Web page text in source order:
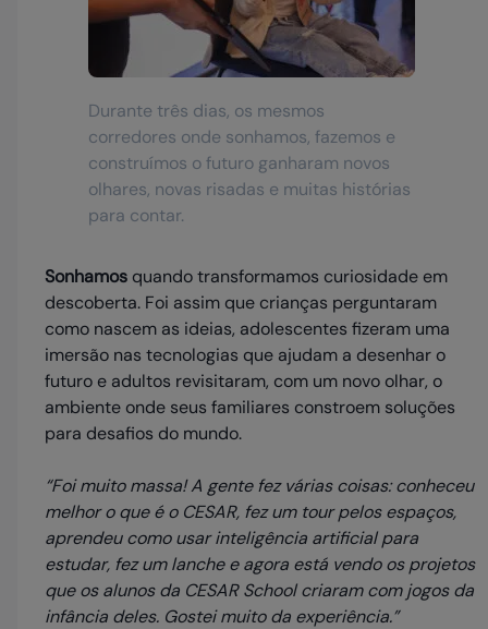
Durante três dias, os mesmos
corredores onde sonhamos, fazemos e
construímos o futuro ganharam novos
olhares, novas risadas e muitas histórias
para contar.
Sonhamos quando transformamos curiosidade em
descoberta. Foi assim que crianças perguntaram
como nascem as ideias, adolescentes fizeram uma
imersão nas tecnologias que ajudam a desenhar o
futuro e adultos revisitaram, com um novo olhar, o
ambiente onde seus familiares constroem soluções
para desafios do mundo.
“Foi muito massa! A gente fez várias coisas: conheceu
melhor o que é o CESAR, fez um tour pelos espaços,
aprendeu como usar inteligência artificial para
estudar, fez um lanche e agora está vendo os projetos
que os alunos da CESAR School criaram com jogos da
infância deles. Gostei muito da experiência.”